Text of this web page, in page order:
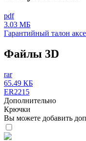
pdf
3.03 МБ
Гарантийный талон
Файлы 3D
rar
65.49 КБ
ER2215
Дополнительно
Крючки
Вы можете добавить